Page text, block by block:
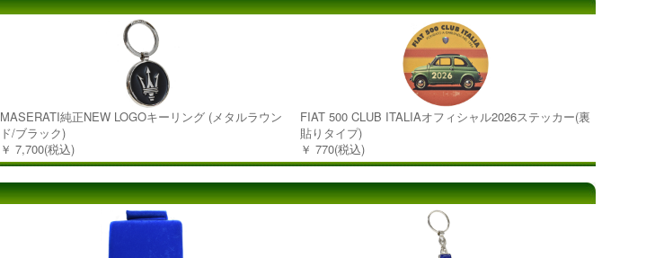
MASERATI純正NEW LOGOキーリング (メタルラウン
ド/ブラック)
￥ 7,700(税込)
FIAT 500 CLUB ITALIAオフィシャル2026ステッカー(裏
貼りタイプ)
￥ 770(税込)